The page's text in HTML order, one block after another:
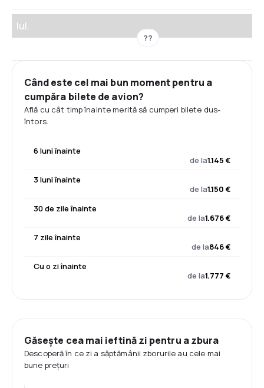
Iul.
??
Când este cel mai bun moment pentru a
cumpăra bilete de avion?
Află cu cât timp înainte merită să cumperi bilete dus-
întors.
6 luni înainte
de la1.145 €
3 luni înainte
de la1.150 €
30 de zile înainte
de la1.676 €
7 zile înainte
de la846 €
Cu o zi înainte
de la1.777 €
Găsește cea mai ieftină zi pentru a zbura
Descoperă în ce zi a săptămânii zborurile au cele mai
bune prețuri